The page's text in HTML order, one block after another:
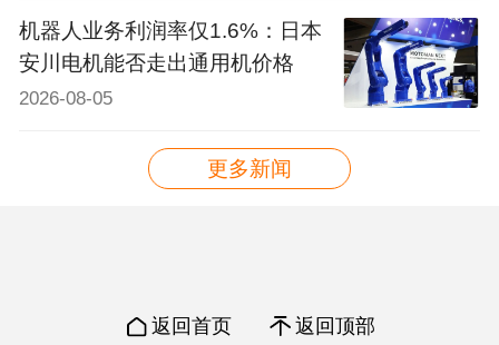
机器人业务利润率仅1.6%：日本
安川电机能否走出通用机价格
2026-08-05
更多新闻
返回首页 返回顶部